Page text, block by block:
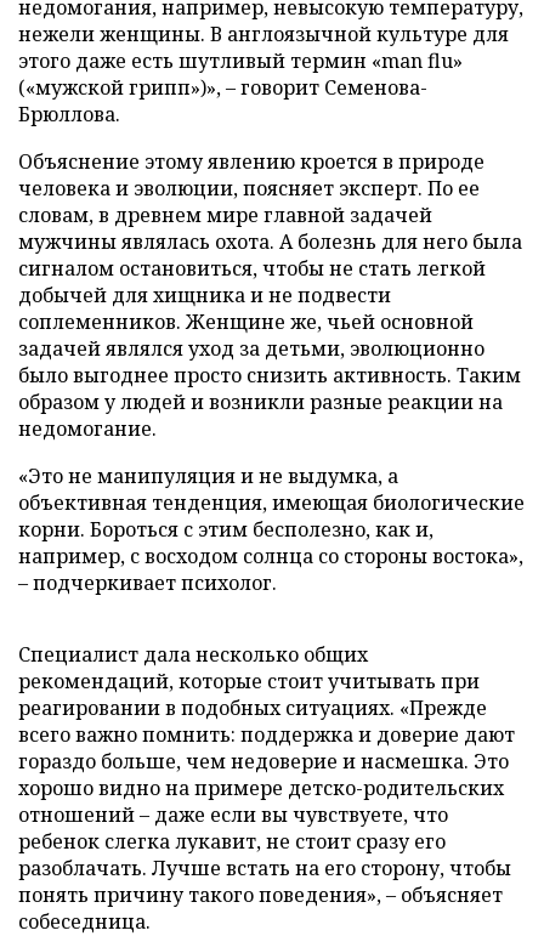
недомогания, например, невысокую температуру,
нежели женщины. В англоязычной культуре для
этого даже есть шутливый термин «man flu»
(«мужской грипп»)», – говорит Семенова-
Брюллова.
Объяснение этому явлению кроется в природе
человека и эволюции, поясняет эксперт. По ее
словам, в древнем мире главной задачей
мужчины являлась охота. А болезнь для него была
сигналом остановиться, чтобы не стать легкой
добычей для хищника и не подвести
соплеменников. Женщине же, чьей основной
задачей являлся уход за детьми, эволюционно
было выгоднее просто снизить активность. Таким
образом у людей и возникли разные реакции на
недомогание.
«Это не манипуляция и не выдумка, а
объективная тенденция, имеющая биологические
корни. Бороться с этим бесполезно, как и,
например, с восходом солнца со стороны востока»,
– подчеркивает психолог.
Специалист дала несколько общих
рекомендаций, которые стоит учитывать при
реагировании в подобных ситуациях. «Прежде
всего важно помнить: поддержка и доверие дают
гораздо больше, чем недоверие и насмешка. Это
хорошо видно на примере детско-родительских
отношений – даже если вы чувствуете, что
ребенок слегка лукавит, не стоит сразу его
разоблачать. Лучше встать на его сторону, чтобы
понять причину такого поведения», – объясняет
собеседница.